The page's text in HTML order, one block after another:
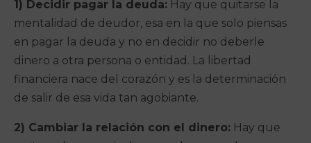
1) Decidir pagar la deuda: Hay que quitarse la
mentalidad de deudor, esa en la que solo piensas
en pagar la deuda y no en decidir no deberle
dinero a otra persona o entidad. La libertad
financiera nace del corazón y es la determinación
de salir de esa vida tan agobiante.
2) Cambiar la relación con el dinero: Hay que